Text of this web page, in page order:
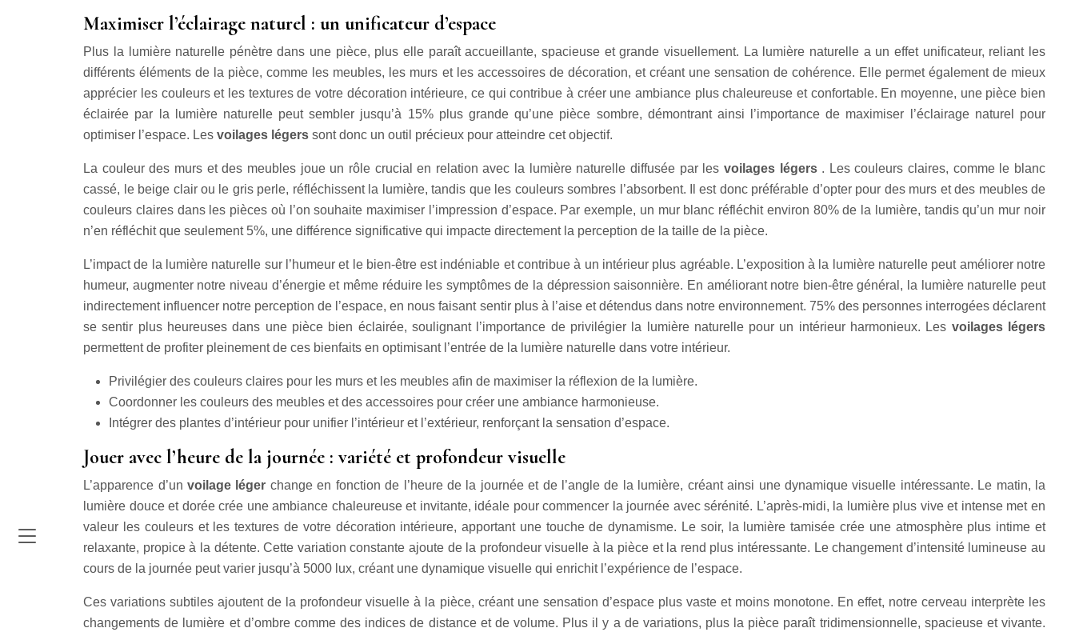
Maximiser l’éclairage naturel : un unificateur d’espace
Plus la lumière naturelle pénètre dans une pièce, plus elle paraît accueillante, spacieuse et grande visuellement. La lumière naturelle a un effet unificateur, reliant les
différents éléments de la pièce, comme les meubles, les murs et les accessoires de décoration, et créant une sensation de cohérence. Elle permet également de mieux
apprécier les couleurs et les textures de votre décoration intérieure, ce qui contribue à créer une ambiance plus chaleureuse et confortable. En moyenne, une pièce bien
éclairée par la lumière naturelle peut sembler jusqu’à 15% plus grande qu’une pièce sombre, démontrant ainsi l’importance de maximiser l’éclairage naturel pour
optimiser l’espace. Lesvoilages légerssont donc un outil précieux pour atteindre cet objectif.
La couleur des murs et des meubles joue un rôle crucial en relation avec la lumière naturelle diffusée par les voilages légers . Les couleurs claires, comme le blanc
cassé, le beige clair ou le gris perle, réfléchissent la lumière, tandis que les couleurs sombres l’absorbent. Il est donc préférable d’opter pour des murs et des meubles de
couleurs claires dans les pièces où l’on souhaite maximiser l’impression d’espace. Par exemple, un mur blanc réfléchit environ 80% de la lumière, tandis qu’un mur noir
n’en réfléchit que seulement 5%, une différence significative qui impacte directement la perception de la taille de la pièce.
L’impact de la lumière naturelle sur l’humeur et le bien-être est indéniable et contribue à un intérieur plus agréable. L’exposition à la lumière naturelle peut améliorer notre
humeur, augmenter notre niveau d’énergie et même réduire les symptômes de la dépression saisonnière. En améliorant notre bien-être général, la lumière naturelle peut
indirectement influencer notre perception de l’espace, en nous faisant sentir plus à l’aise et détendus dans notre environnement. 75% des personnes interrogées déclarent
se sentir plus heureuses dans une pièce bien éclairée, soulignant l’importance de privilégier la lumière naturelle pour un intérieur harmonieux. Les voilages légers
permettent de profiter pleinement de ces bienfaits en optimisant l’entrée de la lumière naturelle dans votre intérieur.
Privilégier des couleurs claires pour les murs et les meubles afin de maximiser la réflexion de la lumière.
Coordonner les couleurs des meubles et des accessoires pour créer une ambiance harmonieuse.
Intégrer des plantes d’intérieur pour unifier l’intérieur et l’extérieur, renforçant la sensation d’espace.
Jouer avec l’heure de la journée : variété et profondeur visuelle
L’apparence d’unvoilage léger change en fonction de l’heure de la journée et de l’angle de la lumière, créant ainsi une dynamique visuelle intéressante. Le matin, la
lumière douce et dorée crée une ambiance chaleureuse et invitante, idéale pour commencer la journée avec sérénité. L’après-midi, la lumière plus vive et intense met en
valeur les couleurs et les textures de votre décoration intérieure, apportant une touche de dynamisme. Le soir, la lumière tamisée crée une atmosphère plus intime et
relaxante, propice à la détente. Cette variation constante ajoute de la profondeur visuelle à la pièce et la rend plus intéressante. Le changement d’intensité lumineuse au
cours de la journée peut varier jusqu’à 5000 lux, créant une dynamique visuelle qui enrichit l’expérience de l’espace.
Ces variations subtiles ajoutent de la profondeur visuelle à la pièce, créant une sensation d’espace plus vaste et moins monotone. En effet, notre cerveau interprète les
changements de lumière et d’ombre comme des indices de distance et de volume. Plus il y a de variations, plus la pièce paraît tridimensionnelle, spacieuse et vivante.